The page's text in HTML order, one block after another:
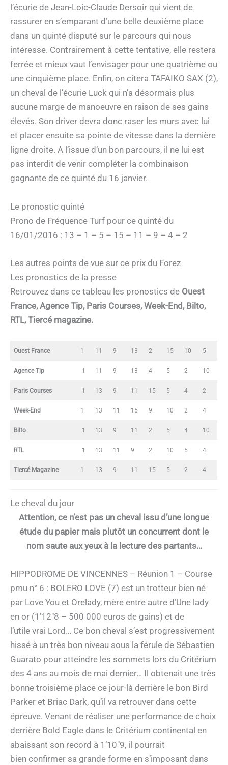
l’écurie de Jean-Loic-Claude Dersoir qui vient de
rassurer en s’emparant d’une belle deuxième place
dans un quinté disputé sur le parcours qui nous
intéresse. Contrairement à cette tentative, elle restera
ferrée et mieux vaut l’envisager pour une quatrième ou
une cinquième place. Enfin, on citera TAFAIKO SAX (2),
un cheval de l’écurie Luck qui n’a désormais plus
aucune marge de manoeuvre en raison de ses gains
élevés. Son driver devra donc raser les murs avec lui
et placer ensuite sa pointe de vitesse dans la dernière
ligne droite. A l’issue d’un bon parcours, il ne lui est
pas interdit de venir compléter la combinaison
gagnante de ce quinté du 16 janvier.
Le pronostic quinté
Prono de Fréquence Turf pour ce quinté du
16/01/2016 : 13 – 1 – 5 – 15 – 11 – 9 – 4 – 2
Les autres points de vue sur ce prix du Forez
Les pronostics de la presse
Retrouvez dans ce tableau les pronostics de Ouest
France, Agence Tip, Paris Courses, Week-End, Bilto,
RTL, Tiercé magazine.
Ouest France 1 11 9 13 2 15 10 5
Agence Tip 1 11 9 13 4 5 2 10
Paris Courses 1 13 9 11 15 5 4 2
Week-End 1 13 11 15 9 10 2 4
Bilto 1 13 9 11 2 5 4 10
RTL 1 13 11 9 2 10 5 4
Tiercé Magazine 1 13 9 11 15 5 2 4
Le cheval du jour
Attention, ce n’est pas un cheval issu d’une longue
étude du papier mais plutôt un concurrent dont le
nom saute aux yeux à la lecture des partants…
HIPPODROME DE VINCENNES – Réunion 1 – Course
pmu n° 6 : BOLERO LOVE (7) est un trotteur bien né
par Love You et Orelady, mère entre autre d’Une lady
en or (1’12″8 – 500 000 euros de gains) et de
l’utile vrai Lord… Ce bon cheval s’est progressivement
hissé à un très bon niveau sous la férule de Sébastien
Guarato pour atteindre les sommets lors du Critérium
des 4 ans au mois de mai dernier… Il obtenait une très
bonne troisième place ce jour-là derrière le bon Bird
Parker et Briac Dark, qu’il va retrouver dans cette
épreuve. Venant de réaliser une performance de choix
derrière Bold Eagle dans le Critérium continental en
abaissant son record à 1’10″9, il pourrait
bien confirmer sa grande forme en s’imposant dans